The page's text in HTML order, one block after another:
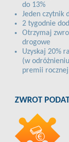
do 13%
Jeden czytnik
2 tygodnie
Otrzymaj
drogowe
Uzyskaj 20%
(w
premii rocznej
ZWROT